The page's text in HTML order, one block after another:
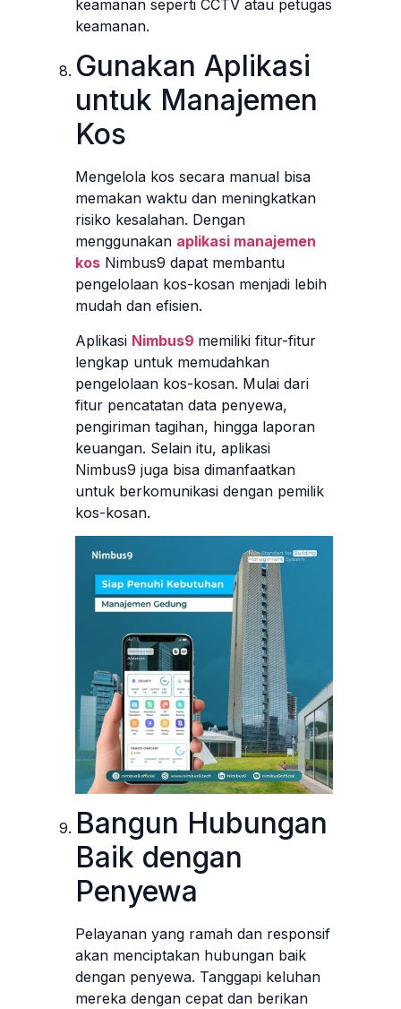
keamanan seperti CCTV atau petugas
keamanan.
Gunakan Aplikasi
untuk Manajemen
Kos
Mengelola kos secara manual bisa
memakan waktu dan meningkatkan
risiko kesalahan. Dengan
menggunakan aplikasi manajemen
kos Nimbus9 dapat membantu
pengelolaan kos-kosan menjadi lebih
mudah dan efisien.
Aplikasi Nimbus9 memiliki fitur-fitur
lengkap untuk memudahkan
pengelolaan kos-kosan. Mulai dari
fitur pencatatan data penyewa,
pengiriman tagihan, hingga laporan
keuangan. Selain itu, aplikasi
Nimbus9 juga bisa dimanfaatkan
untuk berkomunikasi dengan pemilik
kos-kosan.
Bangun Hubungan
Baik dengan
Penyewa
Pelayanan yang ramah dan responsif
akan menciptakan hubungan baik
dengan penyewa. Tanggapi keluhan
mereka dengan cepat dan berikan